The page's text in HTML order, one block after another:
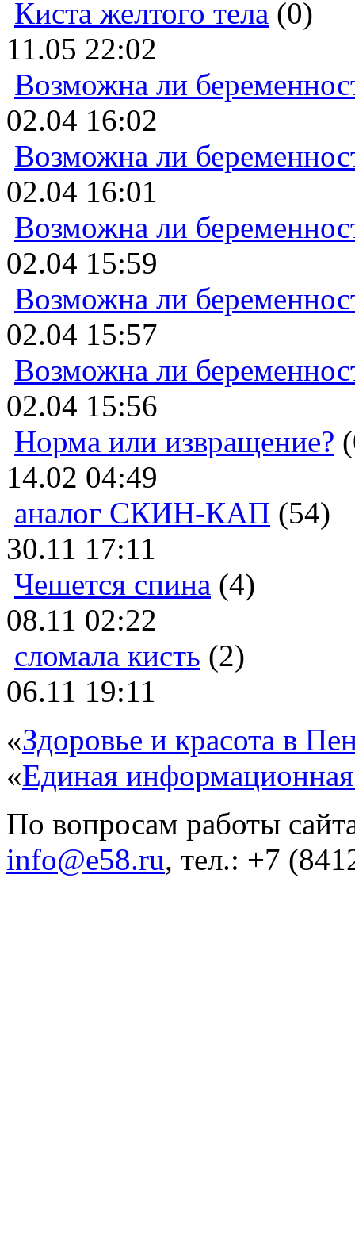
Киста желтого тела (0)
11.05 22:02
Возможна ли
02.04 16:02
Возможна ли
02.04 16:01
Возможна ли
02.04 15:59
Возможна ли
02.04 15:57
Возможна ли
02.04 15:56
Норма или извращение?
14.02 04:49
аналог СКИН-КАП (54)
30.11 17:11
Чешется спина (4)
08.11 02:22
сломала кисть (2)
06.11 19:11
«Здоровье и красота в
«Единая
По вопросам работы
info@e58.ru, тел.: +7